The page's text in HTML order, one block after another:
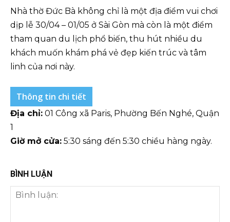
Nhà thờ Đức Bà không chỉ là một địa điểm vui chơi
dịp lễ 30/04 – 01/05 ở Sài Gòn mà còn là một điểm
tham quan du lịch phổ biến, thu hút nhiều du
khách muốn khám phá vẻ đẹp kiến trúc và tâm
linh của nơi này.
Thông tin chi tiết
Địa chỉ: 01 Công xã Paris, Phường Bến Nghé, Quận
1
Giờ mở cửa: 5:30 sáng đến 5:30 chiều hàng ngày.
BÌNH LUẬN